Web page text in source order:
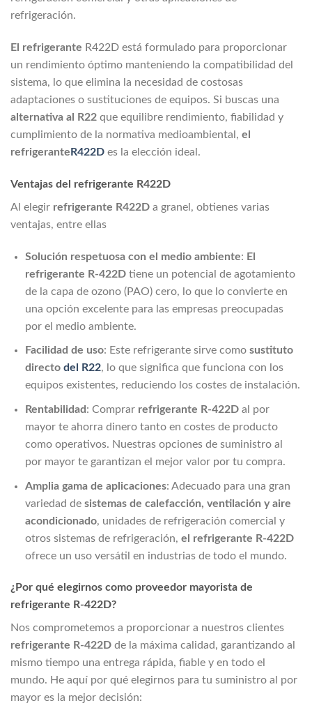
refrigeración.
El refrigerante R422D está formulado para proporcionar
un rendimiento óptimo manteniendo la compatibilidad del
sistema, lo que elimina la necesidad de costosas
adaptaciones o sustituciones de equipos. Si buscas una
alternativa al R22 que equilibre rendimiento, fiabilidad y
cumplimiento de la normativa medioambiental, el
refrigerante R422D es la elección ideal.
Ventajas del refrigerante R422D
Al elegir refrigerante R422D a granel, obtienes varias
ventajas, entre ellas
Solución respetuosa con el medio ambiente: El
refrigerante R-422Dtiene un potencial de agotamiento
de la capa de ozono (PAO) cero, lo que lo convierte en
una opción excelente para las empresas preocupadas
por el medio ambiente.
Facilidad de uso: Este refrigerante sirve como sustituto
directo del R22, lo que significa que funciona con los
equipos existentes, reduciendo los costes de instalación.
Rentabilidad : Comprar refrigerante R-422Dal por
mayor te ahorra dinero tanto en costes de producto
como operativos. Nuestras opciones de suministro al
por mayor te garantizan el mejor valor por tu compra.
Amplia gama de aplicaciones: Adecuado para una gran
variedad de sistemas de calefacción, ventilación y aire
acondicionado, unidades de refrigeración comercial y
otros sistemas de refrigeración, el refrigerante R-422D
ofrece un uso versátil en industrias de todo el mundo.
¿Por qué elegirnos como proveedor mayorista de
refrigerante R-422D?
Nos comprometemos a proporcionar a nuestros clientes
refrigerante R-422D de la máxima calidad, garantizando al
mismo tiempo una entrega rápida, fiable y en todo el
mundo. He aquí por qué elegirnos para tu suministro al por
mayor es la mejor decisión: